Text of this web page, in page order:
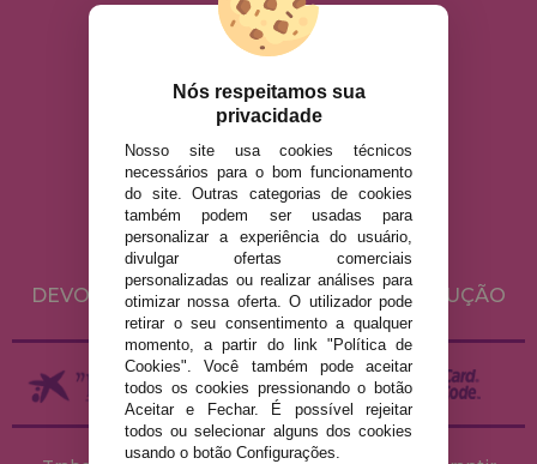
muito mais.
info@casadopuzzle.pt
AVISO LEGAL
POLÍTICA DE PRIVACIDADE
POLÍTICA DE COOKIES
ENVIO E DEVOLUÇÕES
DEVOLUÇÕES / DIREITO DE LIVRE RESOLUÇÃO
Nós respeitamos sua
privacidade
Nosso site usa cookies técnicos
necessários para o bom funcionamento
do site. Outras categorias de cookies
também podem ser usadas para
personalizar a experiência do usuário,
divulgar ofertas comerciais
personalizadas ou realizar análises para
otimizar nossa oferta. O utilizador pode
retirar o seu consentimento a qualquer
momento, a partir do link "Política de
Cookies". Você também pode aceitar
todos os cookies pressionando o botão
Aceitar e Fechar. É possível rejeitar
todos ou selecionar alguns dos cookies
usando o botão Configurações.